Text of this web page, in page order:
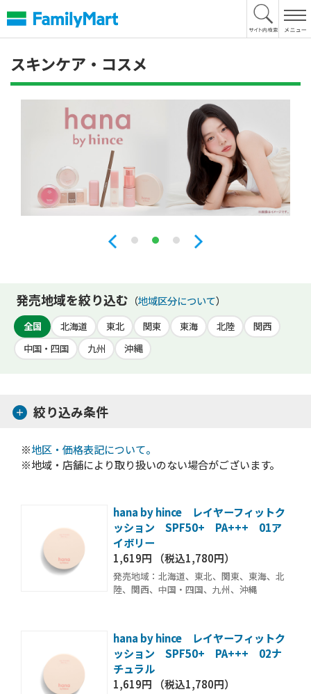
文
へ
スキンケア・コスメ
発売地域を絞り込む （地域区分について）
全国 北海道 東北 関東 東海 北陸
関西
中国・四国
九州 沖縄
絞り込み条件
※地区・価格表記について。
※地域・店舗により取り扱いのない場合がございます。
hana by hince レイヤーフィットク
ッション SPF50+ PA+++ 01ア
イボリー
1,619円 （税込1,780円）
発売地域：北海道、東北、関東、東海、北
陸、関西、中国・四国、九州、沖縄
hana by hince レイヤーフィットク
ッション SPF50+ PA+++ 02ナ
チュラル
1,619円 （税込1,780円）